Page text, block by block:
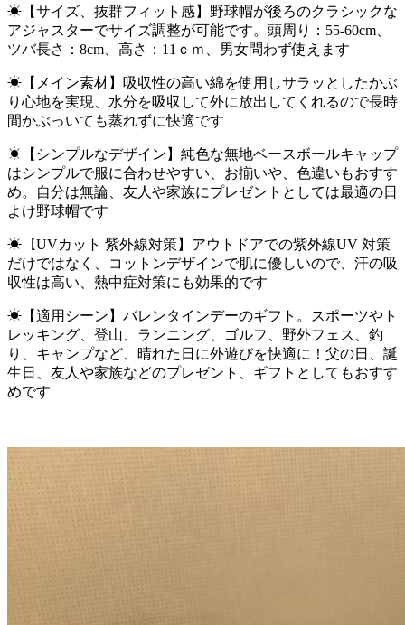
☀【サイズ、抜群フィット感】野球帽が後ろのクラシックな
アジャスターでサイズ調整が可能です。頭周り：55-60cm、
ツバ長さ：8cm、高さ：11ｃｍ、男女問わず使えます
☀【メイン素材】吸収性の高い綿を使用しサラッとしたかぶ
り心地を実現、水分を吸収して外に放出してくれるので長時
間かぶっいても蒸れずに快適です
☀【シンプルなデザイン】純色な無地ベースボールキャップ
はシンプルで服に合わせやすい、お揃いや、色違いもおすす
め。自分は無論、友人や家族にプレゼントとしては最適の日
よけ野球帽です
☀【UVカット 紫外線対策】アウトドアでの紫外線UV 対策
だけではなく、コットンデザインで肌に優しいので、汗の吸
収性は高い、熱中症対策にも効果的です
☀【適用シーン】バレンタインデーのギフト。スポーツやト
レッキング、登山、ランニング、ゴルフ、野外フェス、釣
り、キャンプなど、晴れた日に外遊びを快適に！父の日、誕
生日、友人や家族などのプレゼント、ギフトとしてもおすす
めです